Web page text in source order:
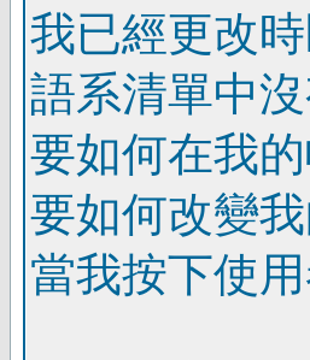
我已經更改
語系清單中
要如何在我
要如何改變
當我按下使